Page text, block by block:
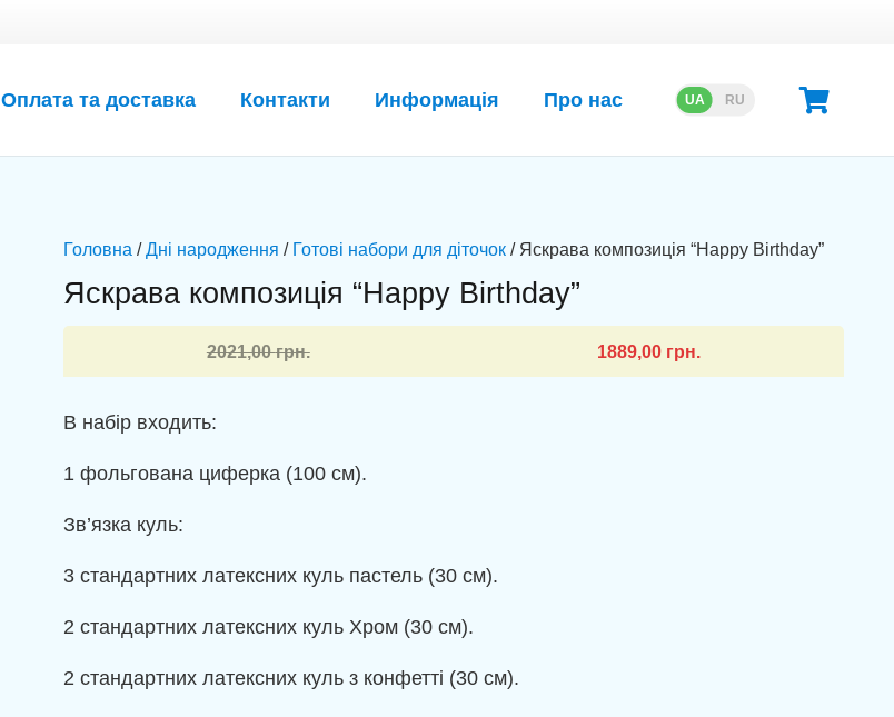
Оплата та доставка Контакти Информація Про нас UA RU
Головна /Дні народження / Готові набори для діточок/ Яскрава композиція “Happy Birthday”
Яскрава композиція “Happy Birthday”
2021,00грн.
Оригінальна
ціна:
2021,00 грн..
1889,00 грн.
ціна:
1889,00 грн..
В набір входить:
1 фольгована циферка (100 см).
Зв’язка куль:
3 стандартних латексних куль пастель (30 см).
2 стандартних латексних куль Хром (30 см).
2 стандартних латексних куль з конфетті (30 см).